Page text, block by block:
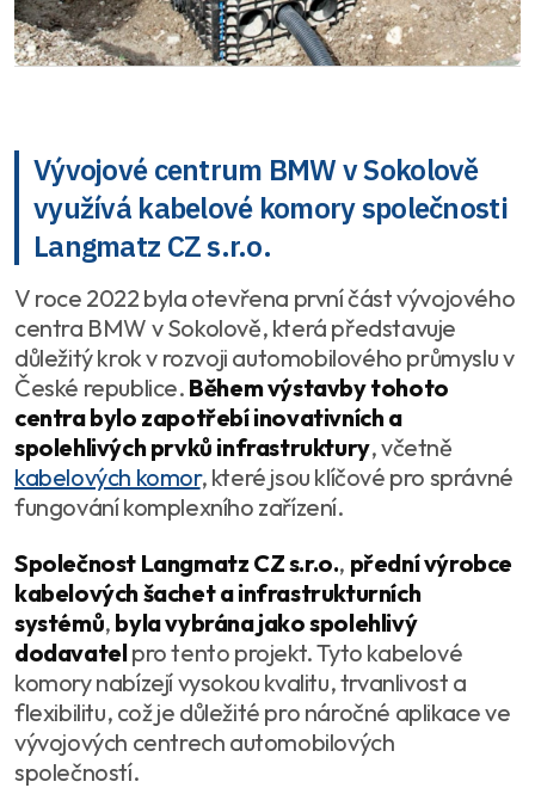
Vývojové centrum BMW v Sokolově
využívá kabelové komory společnosti
Langmatz CZ s.r.o.
V roce 2022 byla otevřena první část vývojového
centra BMW v Sokolově, která představuje
důležitý krok v rozvoji automobilového průmyslu v
České republice. Během výstavby tohoto
centra bylo zapotřebí inovativních a
spolehlivých prvků infrastruktury, včetně
kabelových komor, které jsou klíčové pro správné
fungování komplexního zařízení.
Společnost Langmatz CZ s.r.o., přední výrobce
kabelových šachet a infrastrukturních
systémů, byla vybrána jako spolehlivý
dodavatelpro tento projekt. Tyto kabelové
komory nabízejí vysokou kvalitu, trvanlivost a
flexibilitu, což je důležité pro náročné aplikace ve
vývojových centrech automobilových
společností.